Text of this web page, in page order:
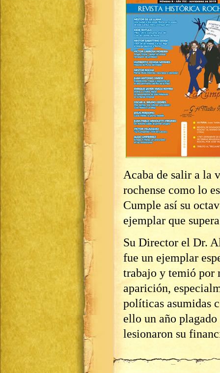
Acaba de salir a la
rochense como lo
Cumple así su
ejemplar que
Su Director el Dr.
fue un ejemplar
trabajo y temió por
aparición,
políticas asumidas
ello un año
lesionaron su